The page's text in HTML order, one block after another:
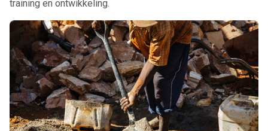
training en ontwikkeling.